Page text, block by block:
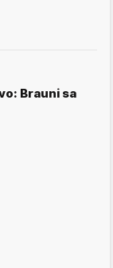
Brauni sa